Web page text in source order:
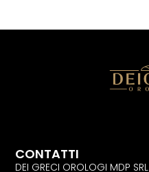
CONTATTI
DEI GRECI OROLOGI MDP SRL